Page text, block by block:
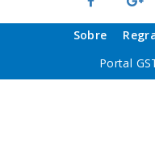
Sobre
Portal